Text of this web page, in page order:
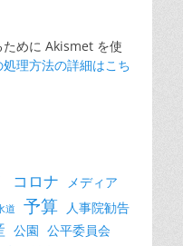
めに Akismet を使
理方法の詳細はこち
コロナ
メディア
道 予算 人事院勧告
公園 公平委員会